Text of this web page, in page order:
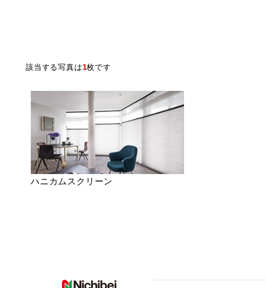
該当する写真は1枚です
ハニカムスクリーン